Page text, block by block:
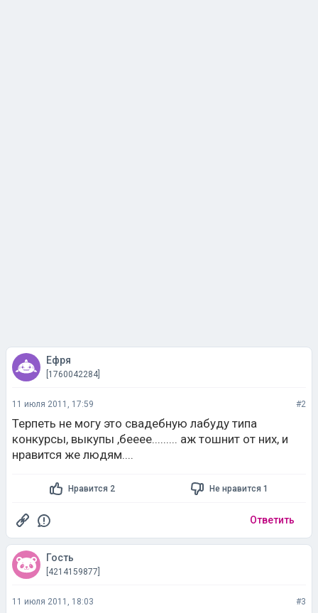
Ефря
[1760042284]
11 июля 2011, 17:59 #2
Терпеть не могу это свадебную лабуду типа
конкурсы, выкупы ,бееее......... аж тошнит от них, и
нравится же людям....
Нравится 2 Не нравится 1
Ответить
Гость
[4214159877]
11 июля 2011, 18:03 #3